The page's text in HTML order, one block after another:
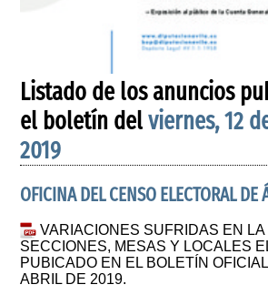
Listado de los anuncios
el boletín delviernes, 12
2019
OFICINA DEL CENSO ELECTORAL DE
VARIACIONES SUFRIDAS EN
SECCIONES, MESAS Y LOCALES
PUBICADO EN EL BOLETÍN
ABRIL DE 2019.